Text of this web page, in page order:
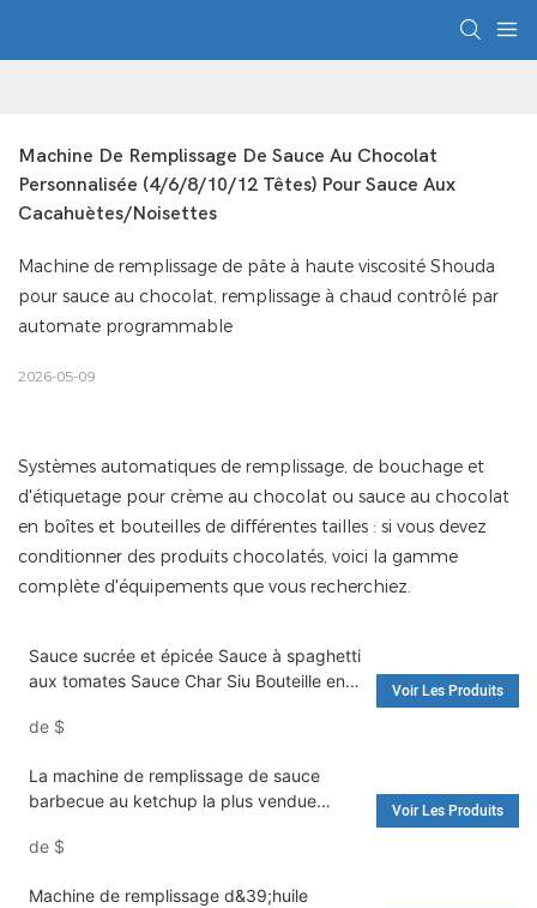
Machine De Remplissage De Sauce Au Chocolat
Personnalisée (4/6/8/10/12 Têtes) Pour Sauce Aux
Cacahuètes/noisettes
Machine de remplissage de pâte à haute viscosité Shouda
pour sauce au chocolat, remplissage à chaud contrôlé par
automate programmable
2026-05-09
Systèmes automatiques de remplissage, de bouchage et
d'étiquetage pour crème au chocolat ou sauce au chocolat
en boîtes et bouteilles de différentes tailles : si vous devez
conditionner des produits chocolatés, voici la gamme
complète d'équipements que vous recherchiez.
Sauce sucrée et épicée Sauce à spaghetti
aux tomates Sauce Char Siu Bouteille en
automatique rotative - Machine de
de $
Voir Les Produits
La machine de remplissage de sauce
barbecue au ketchup la plus vendue
Machine de remplissage et machines
de $
Voir Les Produits
Machine de remplissage d&39;huile